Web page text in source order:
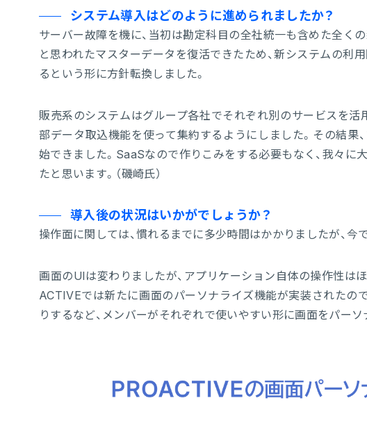
システム導入はどのように進められましたか？
サーバー故障を機に、当初は勘定科目の全社統一も含めた全く
と思われたマスターデータを復活できたため、新システムの利
るという形に方針転換しました。
販売系のシステムはグループ各社でそれぞれ別のサービスを活
部データ取込機能を使って集約するようにしました。その結
始できました。SaaSなので作りこみをする必要もなく、我々に
たと思います。（磯崎氏）
導入後の状況はいかがでしょうか？
操作面に関しては、慣れるまでに多少時間はかかりましたが、今
画面のUIは変わりましたが、アプリケーション自体の操作性は
ACTIVEでは新たに画面のパーソナライズ機能が実装されたの
りするなど、メンバーがそれぞれで使いやすい形に画面をパーソ